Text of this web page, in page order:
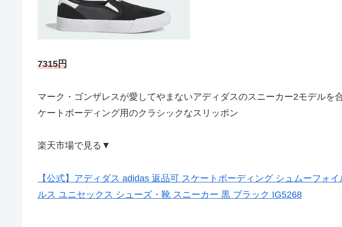
7315円
マーク・ゴンザレスが愛してやまないアディダスのスニーカー2モデルを
ケートボーディング用のクラシックなスリッポン
楽天市場で見る▼
【公式】アディダス adidas 返品可 スケートボーディング シュムーフォ
ルス ユニセックス シューズ・靴 スニーカー 黒 ブラック IG5268